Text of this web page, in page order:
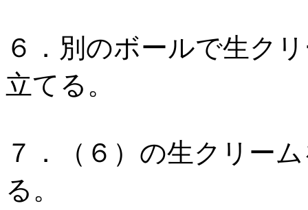
６．別のボールで生ク
立てる。
７．（６）の生クリー
る。